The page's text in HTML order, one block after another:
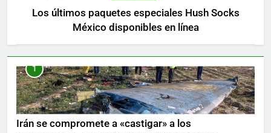
Los últimos paquetes especiales Hush Socks
México disponibles en línea
1
Irán se compromete a «castigar» a los